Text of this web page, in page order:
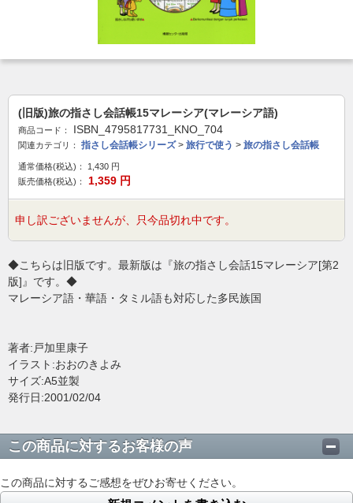
(旧版)旅の指さし会話帳15マレーシア(マレーシア語)
商品コード： ISBN_4795817731_KNO_704
関連カテゴリ： 指さし会話帳シリーズ> 旅行で使う > 旅の指さし会話帳
通常価格(税込)： 1,430 円
販売価格(税込)：
1,359 円
申し訳ございませんが、只今品切れ中です。
◆こちらは旧版です。最新版は『旅の指さし会話15マレーシア[第2
版]』です。◆
マレーシア語・華語・タミル語も対応した多民族国
著者:戸加里康子
イラスト:おおのきよみ
サイズ:A5並製
発行日:2001/02/04
この商品に対するお客様の声
この商品に対するご感想をぜひお寄せください。